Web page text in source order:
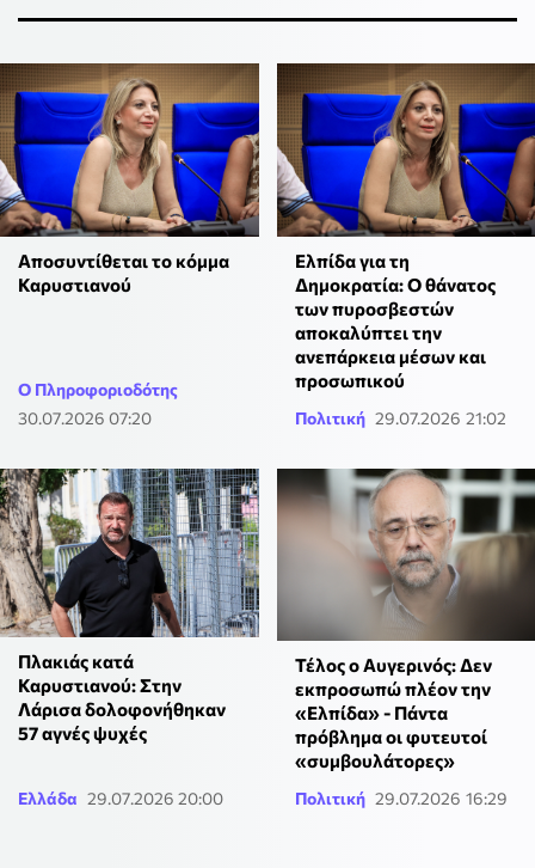
Αποσυντίθεται το κόμμα
Καρυστιανού
Ο Πληροφοριοδότης
30.07.2026 07:20
Ελπίδα για τη
Δημοκρατία: Ο θάνατος
των πυροσβεστών
αποκαλύπτει την
ανεπάρκεια μέσων και
προσωπικού
Πολιτική 29.07.2026 21:02
Πλακιάς κατά
Καρυστιανού: Στην
Λάρισα δολοφονήθηκαν
57 αγνές ψυχές
Ελλάδα 29.07.2026 20:00
Τέλος ο Αυγερινός: Δεν
εκπροσωπώ πλέον την
«Ελπίδα» - Πάντα
πρόβλημα οι φυτευτοί
«συμβουλάτορες»
Πολιτική 29.07.2026 16:29